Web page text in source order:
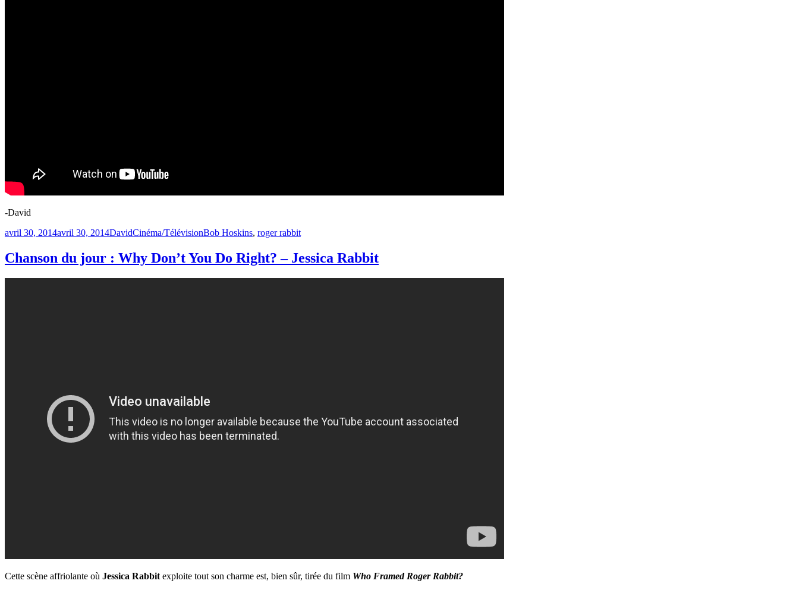
-David
Publié
avril 30, 2014avril 30, 2014DavidCatégories
Cinéma/TélévisionÉtiquettes
Bob Hoskins, roger rabbit
Chanson du jour : Why Don’t You Do Right? – Jessica Rabbit
Cette scène affriolante où Jessica Rabbit exploite tout son charme est, bien sûr, tirée du film Who Framed Roger Rabbit?